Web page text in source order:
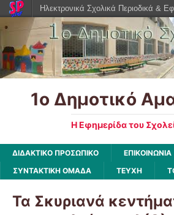
1ο Δημοτικό
Η Εφημερίδα του
ΔΙΔΑΚΤΙΚΟ ΠΡΟΣΩΠΙΚΟ
ΕΠΙΚΟΙΝΩΝΙΑ
ΣΥΝΤΑΚΤΙΚΗ ΟΜΑΔΑ
ΤΕΥΧΗ
Τα Σκυριανά
Ηλεκτρονικά Σχολικά Περιοδικά &